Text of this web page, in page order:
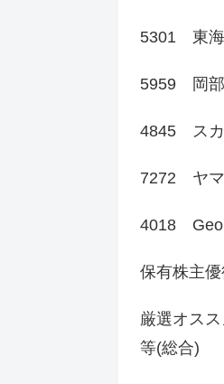
5301 東海
5959 岡部
4845 スカ
7272 ヤマ
4018
保有株主
厳選オス
等(総合)